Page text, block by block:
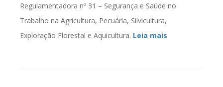
Regulamentadora nº 31 – Segurança e Saúde no
Trabalho na Agricultura, Pecuária, Silvicultura,
Exploração Florestal e Aquicultura. Leia mais